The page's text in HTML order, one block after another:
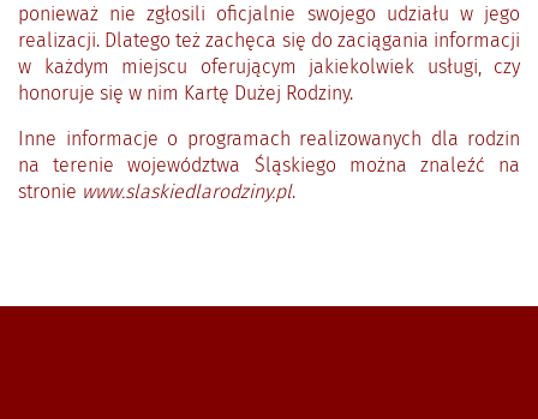
ponieważ nie zgłosili oficjalnie swojego udziału w jego
realizacji. Dlatego też zachęca się do zaciągania informacji
w każdym miejscu oferującym jakiekolwiek usługi, czy
honoruje się w nim Kartę Dużej Rodziny.
Inne informacje o programach realizowanych dla rodzin
na terenie województwa Śląskiego można znaleźć na
stronie www.slaskiedlarodziny.pl.